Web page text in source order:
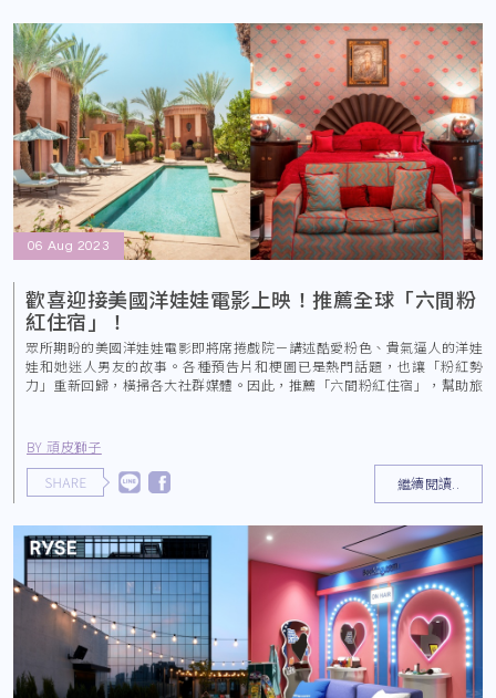
06 Aug 2023
BY 頑皮獅子
歡喜迎接美國洋娃娃電影上映！推薦全球「六間粉
紅住宿」！
眾所期盼的美國洋娃娃電影即將席捲戲院－講述酷愛粉色、貴氣逼人的洋娃
娃和她迷人男友的故事。各種預告片和梗圖已是熱門話題，也讓「粉紅勢
力」重新回歸，橫掃各大社群媒體。因此，推薦「六間粉紅住宿」，幫助旅
繼續閱讀..